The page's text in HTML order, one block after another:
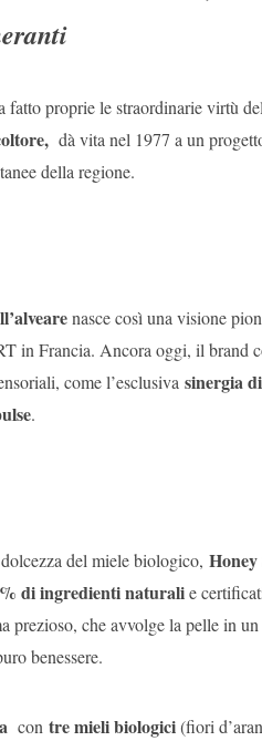
fatto proprie le straordinarie virtù
dà vita nel 1977 a un
della regione.
nasce così una visione
in Francia. Ancora oggi, il brand
come l’esclusiva sinergia
.
del miele biologico, Honey
di ingredienti naturalie
prezioso, che avvolge la pelle in
benessere.
con tre mieli biologici(fiori